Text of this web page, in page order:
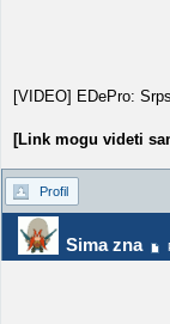
[VIDEO] EDePro:
[Link mogu videti
Profil
Sima zna